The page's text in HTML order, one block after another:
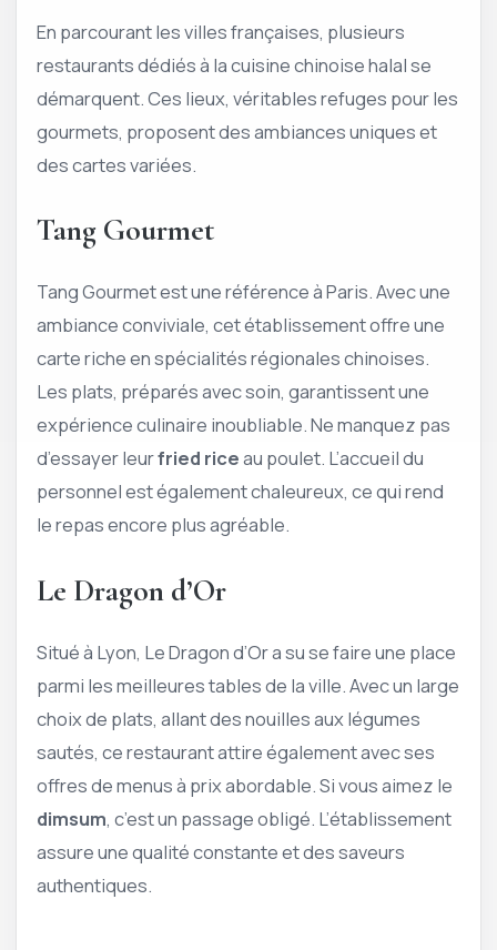
En parcourant les villes françaises, plusieurs
restaurants dédiés à la cuisine chinoise halal se
démarquent. Ces lieux, véritables refuges pour les
gourmets, proposent des ambiances uniques et
des cartes variées.
Tang Gourmet
Tang Gourmet est une référence à Paris. Avec une
ambiance conviviale, cet établissement offre une
carte riche en spécialités régionales chinoises.
Les plats, préparés avec soin, garantissent une
expérience culinaire inoubliable. Ne manquez pas
d’essayer leurfried riceau poulet. L’accueil du
personnel est également chaleureux, ce qui rend
le repas encore plus agréable.
Le Dragon d’Or
Situé à Lyon, Le Dragon d’Or a su se faire une place
parmi les meilleures tables de la ville. Avec un large
choix de plats, allant des nouilles aux légumes
sautés, ce restaurant attire également avec ses
offres de menus à prix abordable. Si vous aimez le
dimsum, c’est un passage obligé. L’établissement
assure une qualité constante et des saveurs
authentiques.